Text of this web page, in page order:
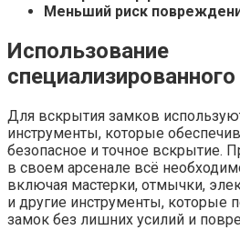
Меньший риск
Использование
Для вскрытия замков
инструменты, которые
безопасное и точное вскрытие.
в своем арсенале всё
включая мастерки, отмычки,
и другие инструменты, которые
замок без лишних усилий и